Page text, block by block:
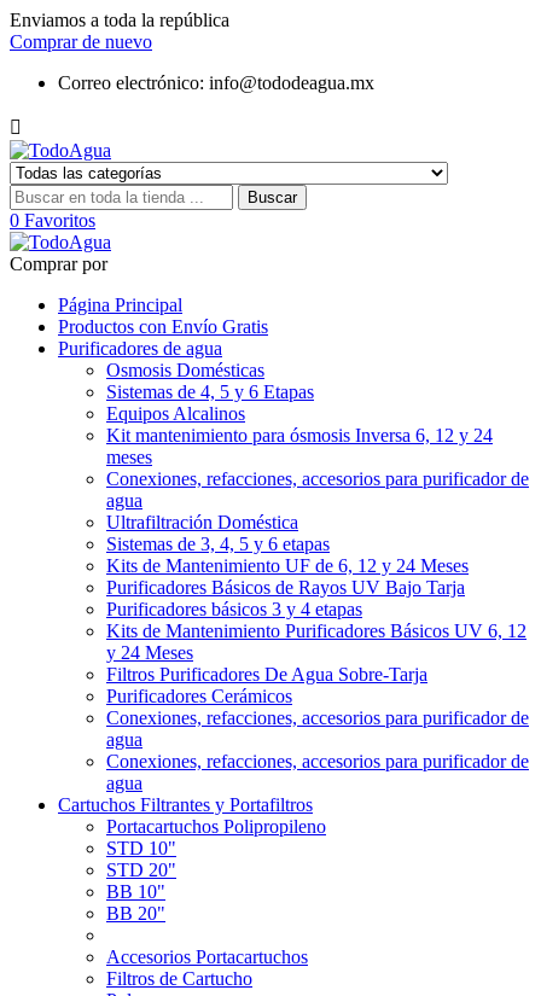
Enviamos a toda la república
Comprar de nuevo
Correo electrónico: info@tododeagua.mx

Buscar
0 Favoritos
Comprar por
Página Principal
Productos con Envío Gratis
Purificadores de agua
Osmosis Domésticas
Sistemas de 4, 5 y 6 Etapas
Equipos Alcalinos
Kit mantenimiento para ósmosis Inversa 6, 12 y 24
meses
Conexiones, refacciones, accesorios para purificador de
agua
Ultrafiltración Doméstica
Sistemas de 3, 4, 5 y 6 etapas
Kits de Mantenimiento UF de 6, 12 y 24 Meses
Purificadores Básicos de Rayos UV Bajo Tarja
Purificadores básicos 3 y 4 etapas
Kits de Mantenimiento Purificadores Básicos UV 6, 12
y 24 Meses
Filtros Purificadores De Agua Sobre-Tarja
Purificadores Cerámicos
Conexiones, refacciones, accesorios para purificador de
agua
Conexiones, refacciones, accesorios para purificador de
agua
Cartuchos Filtrantes y Portafiltros
Portacartuchos Polipropileno
STD 10"
STD 20"
BB 10"
BB 20"
Accesorios Portacartuchos
Filtros de Cartucho